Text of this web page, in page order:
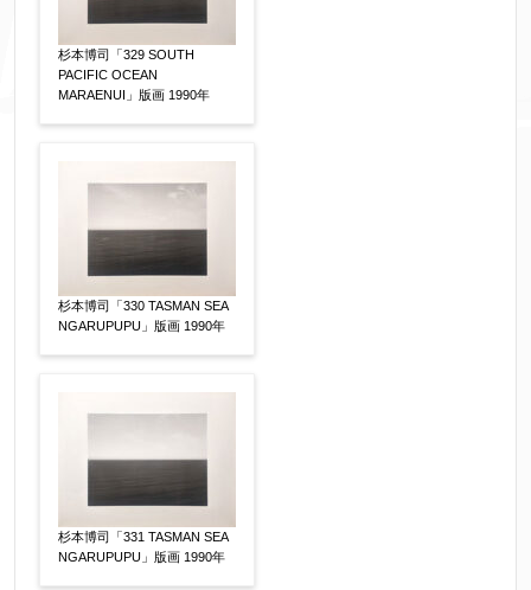
り暗号化して送信されます。
杉本博司「329 SOUTH
PACIFIC OCEAN
MARAENUI」版画 1990年
杉本博司「330 TASMAN SEA
NGARUPUPU」版画 1990年
杉本博司「331 TASMAN SEA
NGARUPUPU」版画 1990年